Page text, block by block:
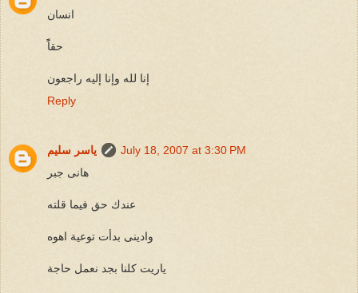
انسان
حقاًً
إنا لله وإنا إليه راجعون
Reply
ياسر سليم
July 18, 2007 at 3:30 PM
هانى جبر
عندك حق فيما قلته
وادينى بدأت توعية اهوه
ياريت كلنا بجد نعمل حاجة